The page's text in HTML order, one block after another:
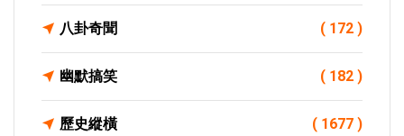
八卦奇聞 ( 172 )
幽默搞笑 ( 182 )
歷史縱橫 ( 1677 )